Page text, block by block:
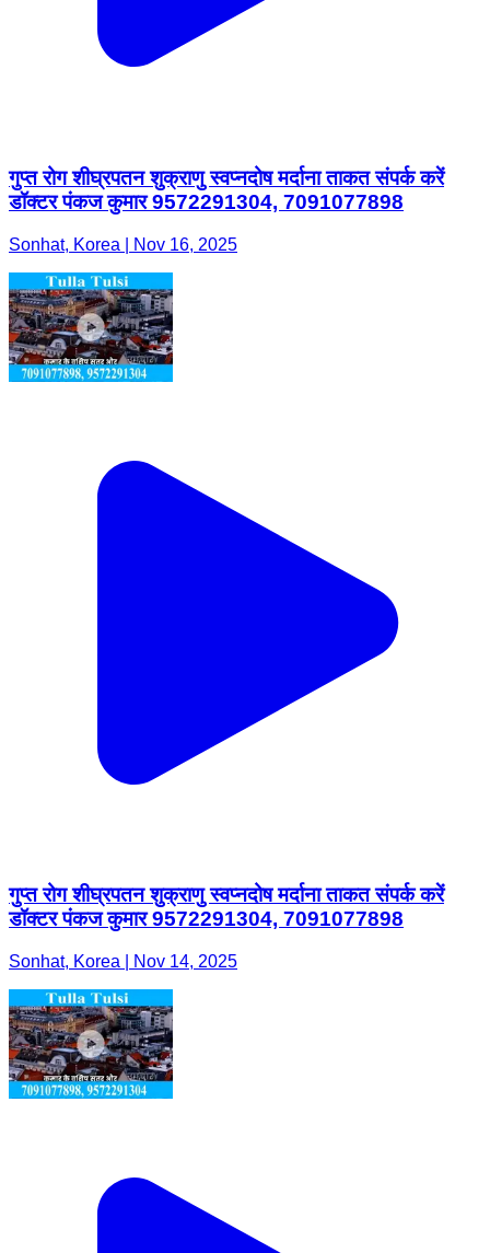
गुप्त रोग शीघ्रपतन शुक्राणु स्वप्नदोष मर्दाना ताकत संपर्क करें
डॉक्टर पंकज कुमार 9572291304, 7091077898
Sonhat, Korea | Nov 16, 2025
गुप्त रोग शीघ्रपतन शुक्राणु स्वप्नदोष मर्दाना ताकत संपर्क करें
डॉक्टर पंकज कुमार 9572291304, 7091077898
Sonhat, Korea | Nov 14, 2025